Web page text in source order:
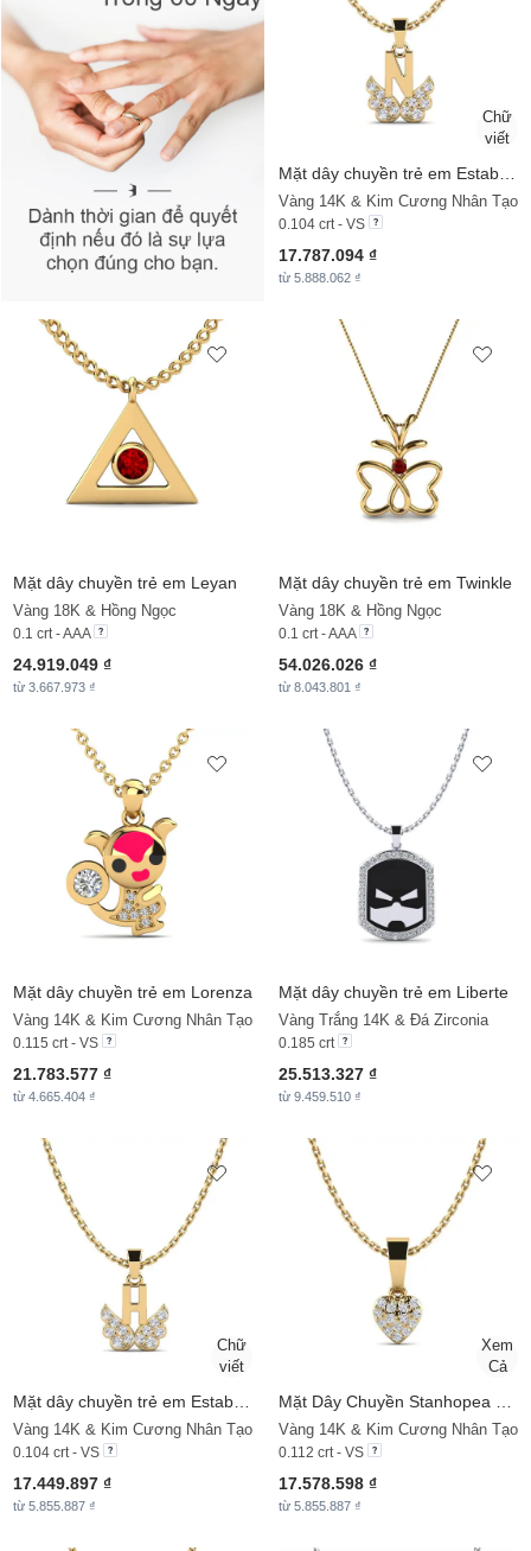
Vàng 14K & Kim Cương Nhân Tạo
0.104 crt - VS
17.787.094 ₫
từ 5.888.062 ₫
Mặt dây chuyền trẻ em Leyan
Vàng 18K & Hồng Ngọc
0.1 crt - AAA
24.919.049 ₫
từ 3.667.973 ₫
Mặt dây chuyền trẻ em Twinkle
Vàng 18K & Hồng Ngọc
0.1 crt - AAA
54.026.026 ₫
từ 8.043.801 ₫
Mặt dây chuyền trẻ em Lorenza
Vàng 14K & Kim Cương Nhân Tạo
0.115 crt - VS
21.783.577 ₫
từ 4.665.404 ₫
Mặt dây chuyền trẻ em Liberte
Vàng Trắng 14K & Đá Zirconia
0.185 crt
25.513.327 ₫
từ 9.459.510 ₫
Vàng 14K & Kim Cương Nhân Tạo
0.104 crt - VS
17.449.897 ₫
từ 5.855.887 ₫
Mặt Dây Chuyền Stanhopea Daughter
Vàng 14K & Kim Cương Nhân Tạo
0.112 crt - VS
17.578.598 ₫
từ 5.855.887 ₫